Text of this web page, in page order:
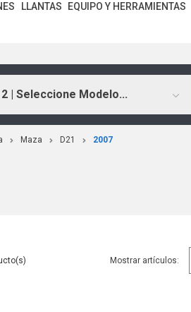
LLANTAS EQUIPO Y HERRAMIENTAS
2 | Seleccione Modelo...
Maza D21 2007
Mostrar artículos: